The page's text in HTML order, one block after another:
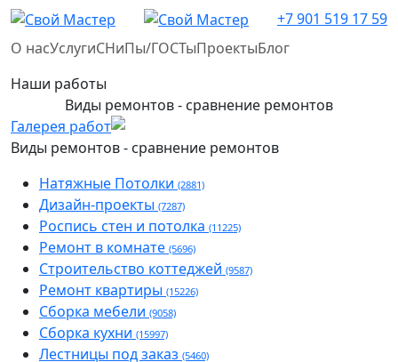
+7 901 519 17 59
О насУслугиСНиПы/ГОСТыПроектыБлог
Наши работы
Виды ремонтов - сравнение ремонтов
Галерея работ
Виды ремонтов - сравнение ремонтов
Натяжные Потолки (2881)
Дизайн-проекты (7287)
Роспись стен и потолка (11225)
Ремонт в комнате (5696)
Строительство коттеджей (9587)
Ремонт квартиры (15226)
Сборка мебели (9058)
Сборка кухни (15997)
Лестницы под заказ (5460)